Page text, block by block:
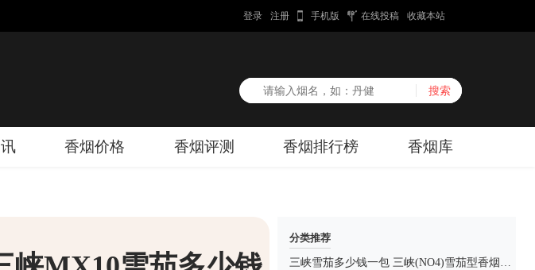
登录 注册 手机版 在线投稿 收藏本站
香烟价格 香烟评测 香烟排行榜 香烟库
分类推荐
三峡雪茄多少钱一包 三峡(NO4)雪茄型香烟价格45元/包